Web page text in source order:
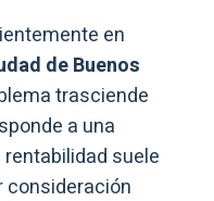
en
de Buenos
trasciende
a una
suele
consideración